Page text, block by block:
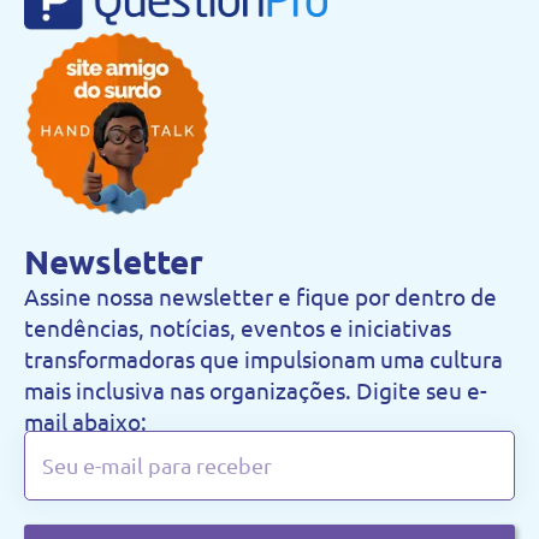
Newsletter
Assine nossa newsletter e fique por dentro de
tendências, notícias, eventos e iniciativas
transformadoras que impulsionam uma cultura
mais inclusiva nas organizações. Digite seu e-
mail abaixo: